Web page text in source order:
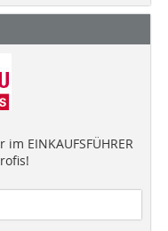
EINKAUFSFÜHRER